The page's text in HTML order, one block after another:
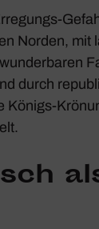
Norden, mit
durch
Königs-